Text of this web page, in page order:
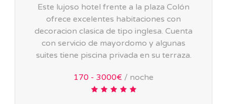
Este lujoso hotel frente a la plaza Colón
ofrece excelentes habitaciones con
decoracion clasica de tipo inglesa. Cuenta
con servicio de mayordomo y algunas
suites tiene piscina privada en su terraza.
170 - 3000€ / noche